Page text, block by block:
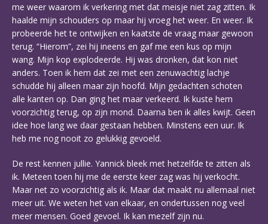
me weer waarom ik verkering met dat meisje niet zag zitten. Ik
haalde mijn schouders op maar hij vroeg het weer. En weer. Ik
probeerde het te ontwijken en kaatste de vraag maar gewoon
terug. “Hierom”, zei hij ineens en gaf me een kus op mijn
wang. Mijn kop explodeerde. Hij was dronken, dat kon niet
anders. Toen ik hem dat zei met een zenuwachtig lachje
schudde hij alleen maar zijn hoofd. Mijn gedachten schoten
alle kanten op. Dan ging het maar verkeerd. Ik kuste hem
voorzichtig terug, op zijn mond. Daarna ben ik alles kwijt. Geen
idee hoe lang we daar gestaan hebben. Minstens een uur. Ik
heb me nog nooit zo gelukkig gevoeld.
De rest kennen jullie. Yannick bleek met hetzelfde te zitten als
ik. Meteen toen hij me de eerste keer zag was hij verkocht.
Maar net zo voorzichtig als ik. Maar dat maakt nu allemaal niet
meer uit. We weten het van elkaar, en ondertussen nog veel
meer mensen. Goed gevoel. Ik kan mezelf zijn nu.